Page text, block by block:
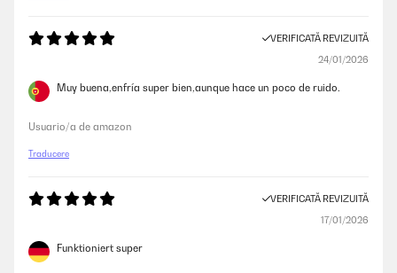
VERIFICATĂ REVIZUITĂ
24/01/2026
Muy buena,enfría super bien,aunque hace un poco de ruido.
Usuario/a de amazon
Traducere
VERIFICATĂ REVIZUITĂ
17/01/2026
Funktioniert super